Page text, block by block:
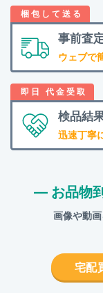
事前査
ウェブで
検品結
迅速丁寧
― お品物
画像や動
宅配